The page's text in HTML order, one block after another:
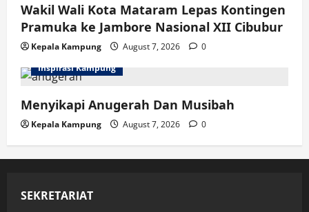
Wakil Wali Kota Mataram Lepas Kontingen
Pramuka ke Jambore Nasional XII Cibubur
Kepala Kampung August 7, 2026
0
Inspirasi Kampung
Menyikapi Anugerah Dan Musibah
Kepala Kampung August 7, 2026 0
SEKRETARIAT